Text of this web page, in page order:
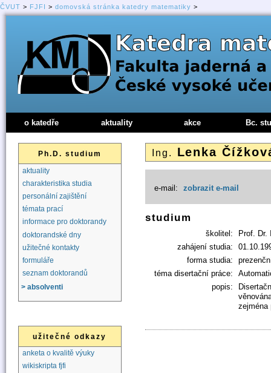
ČVUT > FJFI > domovská stránka katedry matematiky >
Ing. Lenka
e-mail: zobrazit e-mail
studium
školitel:
Prof.
zahájení studia:
forma studia:
téma disertační práce:
popis:
zejména
o katedře aktuality akce Bc.
Ph.D. studium
aktuality
charakteristika studia
personální zajištění
témata prací
informace pro doktorandy
doktorandské dny
užitečné kontakty
formuláře
seznam doktorandů
> absolventi
užitečné odkazy
anketa o kvalitě výuky
wikiskripta fjfi